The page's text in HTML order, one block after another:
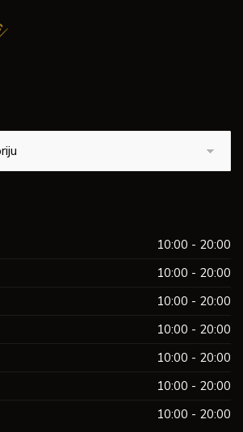
10:00 - 20:00
10:00 - 20:00
10:00 - 20:00
10:00 - 20:00
10:00 - 20:00
10:00 - 20:00
10:00 - 20:00